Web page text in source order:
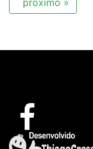
proximo »